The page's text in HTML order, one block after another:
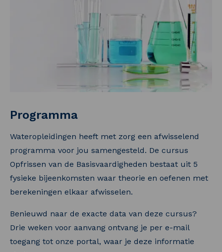
Programma
Wateropleidingen heeft met zorg een afwisselend
programma voor jou samengesteld. De cursus
Opfrissen van de Basisvaardigheden bestaat uit 5
fysieke bijeenkomsten waar theorie en oefenen met
berekeningen elkaar afwisselen.
Benieuwd naar de exacte data van deze cursus?
Drie weken voor aanvang ontvang je per e-mail
toegang tot onze portal, waar je deze informatie